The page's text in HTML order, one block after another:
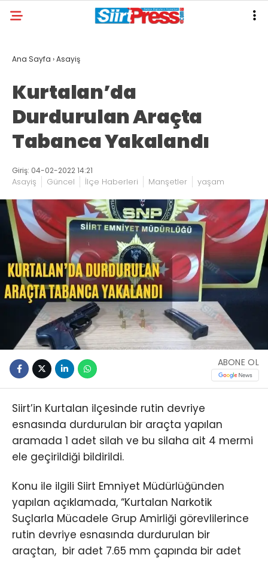
Ana Sayfa ›Asayiş
Kurtalan’da
Durdurulan Araçta
Tabanca Yakalandı
Giriş: 04-02-2022 14:21
Asayiş Güncel İlçe Haberleri Manşetler yaşam
ABONE OL
Siirt’in Kurtalan ilçesinde rutin devriye
esnasında durdurulan bir araçta yapılan
aramada 1 adet silah ve bu silaha ait 4 mermi
ele geçirildiği bildirildi.
Konu ile ilgili Siirt Emniyet Müdürlüğünden
yapılan açıklamada, “Kurtalan Narkotik
Suçlarla Mücadele Grup Amirliği görevlilerince
rutin devriye esnasında durdurulan bir
araçtan, bir adet 7.65 mm çapında bir adet